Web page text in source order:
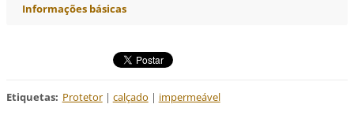
Informações básicas
Etiquetas: Protetor | calçado | impermeável